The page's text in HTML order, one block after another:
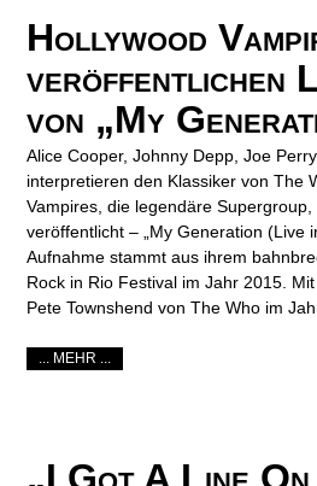
Hollywood
veröffentlichen
von „My
Alice Cooper, Johnny Depp, Joe
interpretieren den Klassiker von The
Vampires, die legendäre
veröffentlicht – „My Generation (Live
Aufnahme stammt aus ihrem
Rock in Rio Festival im Jahr 2015.
Pete Townshend von The Who im
... MEHR ...